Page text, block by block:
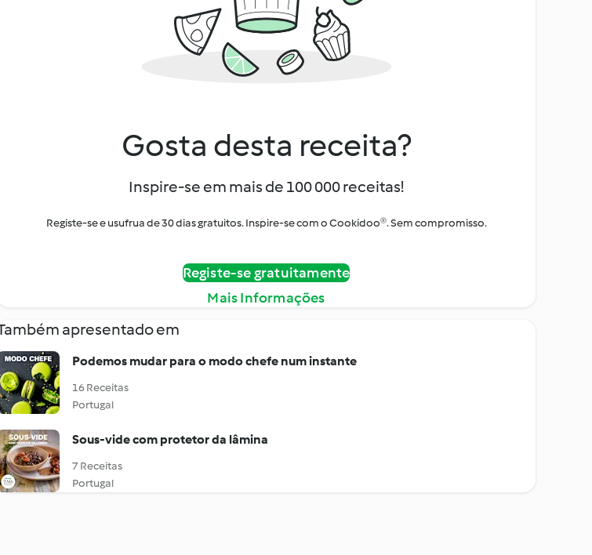
Gosta desta receita?
Inspire-se em mais de 100 000 receitas!
Registe-se e usufrua de 30 dias gratuitos. Inspire-se com o Cookidoo®. Sem compromisso.
Registe-se gratuitamente
Mais Informações
apresentado em
Podemos mudar para o modo chefe num instante
16 Receitas
Portugal
Sous-vide com protetor da lâmina
7 Receitas
Portugal